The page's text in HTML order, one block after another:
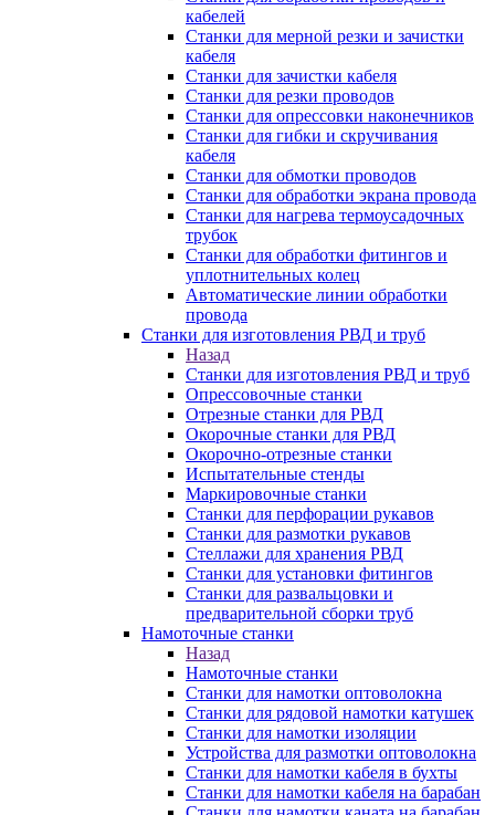
кабелей
Станки для мерной резки и зачистки
кабеля
Станки для зачистки кабеля
Станки для резки проводов
Станки для опрессовки наконечников
Станки для гибки и скручивания
кабеля
Станки для обмотки проводов
Станки для обработки экрана провода
Станки для нагрева термоусадочных
трубок
Станки для обработки фитингов и
уплотнительных колец
Автоматические линии обработки
провода
Станки для изготовления РВД и труб
Назад
Станки для изготовления РВД и труб
Опрессовочные станки
Отрезные станки для РВД
Окорочные станки для РВД
Окорочно-отрезные станки
Испытательные стенды
Маркировочные станки
Станки для перфорации рукавов
Станки для размотки рукавов
Стеллажи для хранения РВД
Станки для установки фитингов
Станки для развальцовки и
предварительной сборки труб
Намоточные станки
Назад
Намоточные станки
Станки для намотки оптоволокна
Станки для рядовой намотки катушек
Станки для намотки изоляции
Устройства для размотки оптоволокна
Станки для намотки кабеля в бухты
Станки для намотки кабеля на барабан